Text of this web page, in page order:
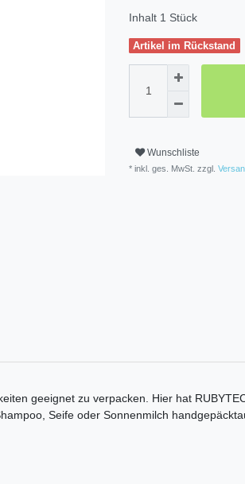
Inhalt 1 Stück
Artikel im Rückstand
Wunschliste
* inkl. ges. MwSt. zzgl.
geeignet zu verpacken. Hier hat
Seife oder Sonnenmilch